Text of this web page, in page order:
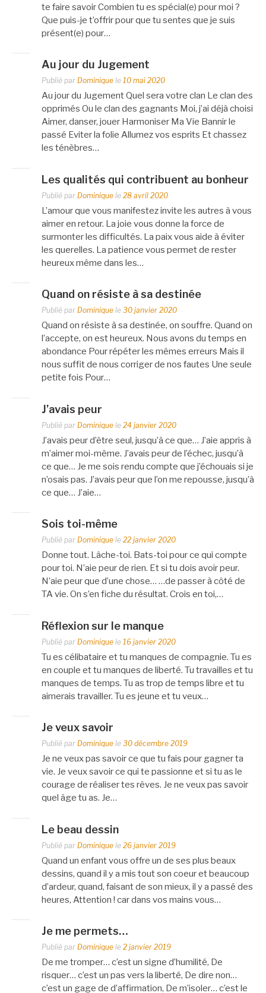
te faire savoir Combien tu es spécial(e) pour moi ?
Que puis-je t’offrir pour que tu sentes que je suis
présent(e) pour…
Au jour du Jugement
Publié par Dominique le 10 mai 2020
Au jour du Jugement Quel sera votre clan Le clan des
opprimés Ou le clan des gagnants Moi, j’ai déjà choisi
Aimer, danser, jouer Harmoniser Ma Vie Bannir le
passé Eviter la folie Allumez vos esprits Et chassez
les ténèbres…
Les qualités qui contribuent au bonheur
Publié par Dominique le 28 avril 2020
L’amour que vous manifestez invite les autres à vous
aimer en retour. La joie vous donne la force de
surmonter les difficultés. La paix vous aide à éviter
les querelles. La patience vous permet de rester
heureux même dans les…
Quand on résiste à sa destinée
Publié par Dominique le 30 janvier 2020
Quand on résiste à sa destinée, on souffre. Quand on
l’accepte, on est heureux. Nous avons du temps en
abondance Pour répéter les mêmes erreurs Mais il
nous suffit de nous corriger de nos fautes Une seule
petite fois Pour…
J’avais peur
Publié par Dominique le 24 janvier 2020
J’avais peur d’être seul, jusqu’à ce que… J’aie appris à
m’aimer moi-même. J’avais peur de l’échec, jusqu’à
ce que… Je me sois rendu compte que j’échouais si je
n’osais pas. J’avais peur que l’on me repousse, jusqu’à
ce que… J’aie…
Sois toi-même
Publié par Dominique le 22 janvier 2020
Donne tout. Lâche-toi. Bats-toi pour ce qui compte
pour toi. N’aie peur de rien. Et si tu dois avoir peur.
N’aie peur que d’une chose… …de passer à côté de
TA vie. On s’en fiche du résultat. Crois en toi,…
Réflexion sur le manque
Publié par Dominique le 16 janvier 2020
Tu es célibataire et tu manques de compagnie. Tu es
en couple et tu manques de liberté. Tu travailles et tu
manques de temps. Tu as trop de temps libre et tu
aimerais travailler. Tu es jeune et tu veux…
Je veux savoir
Publié par Dominique le 30 décembre 2019
Je ne veux pas savoir ce que tu fais pour gagner ta
vie. Je veux savoir ce qui te passionne et si tu as le
courage de réaliser tes rêves. Je ne veux pas savoir
quel âge tu as. Je…
Le beau dessin
Publié par Dominique le 26 janvier 2019
Quand un enfant vous offre un de ses plus beaux
dessins, quand il y a mis tout son coeur et beaucoup
d’ardeur, quand, faisant de son mieux, il y a passé des
heures, Attention ! car dans vos mains vous…
Je me permets…
Publié par Dominique le 2 janvier 2019
De me tromper… c’est un signe d’humilité, De
risquer… c’est un pas vers la liberté, De dire non…
c’est un gage de d’affirmation, De m’isoler… c’est le